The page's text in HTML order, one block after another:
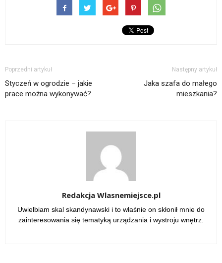
Poprzedni artykuł
Styczeń w ogrodzie – jakie
prace można wykonywać?
Następny artykuł
Jaka szafa do małego
mieszkania?
Redakcja Wlasnemiejsce.pl
Uwielbiam skal skandynawski i to właśnie on skłonił mnie do
zainteresowania się tematyką urządzania i wystroju wnętrz.